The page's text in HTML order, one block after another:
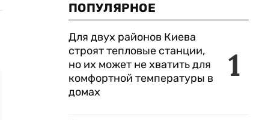
ПОПУЛЯРНОЕ
1
Для двух районов Киева
строят тепловые станции,
но их может не хватить для
комфортной температуры в
домах